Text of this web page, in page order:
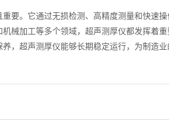
。它通过无损检测、高精度测量和快速操
械加工等多个领域，超声测厚仪都发挥着
，超声测厚仪能够长期稳定运行，为制造业